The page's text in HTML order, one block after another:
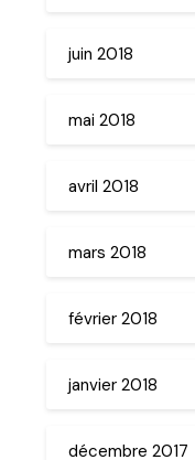
juin 2018
mai 2018
avril 2018
mars 2018
février 2018
janvier 2018
décembre 2017